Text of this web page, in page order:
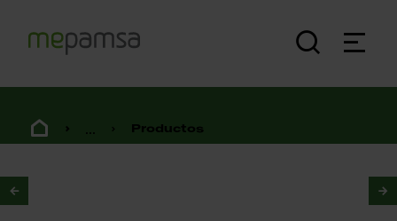
... Productos